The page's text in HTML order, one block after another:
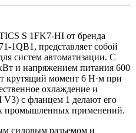
S 1FK7-HI от бренда
1QB1, представляет собой
систем автоматизации. С
и напряжением питания 600
крутящий момент 6 Н·м при
охлаждение и
с фланцем 1 делают его
промышленных применений.
силовым разъемом и